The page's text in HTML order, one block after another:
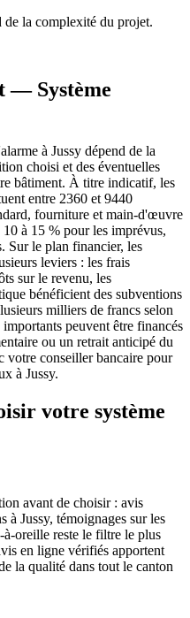
la complexité du projet.
— Système
à Jussy dépend de la
choisi et des éventuelles
bâtiment. À titre indicatif, les
entre 2360 et 9440
fourniture et main-d'œuvre
à 15 % pour les imprévus,
Sur le plan financier, les
leviers : les frais
sur le revenu, les
bénéficient des subventions
milliers de francs selon
peuvent être financés
ou un retrait anticipé du
votre conseiller bancaire pour
à Jussy.
votre système
avant de choisir : avis
à Jussy, témoignages sur les
à-oreille reste le filtre le plus
en ligne vérifiés apportent
la qualité dans tout le canton